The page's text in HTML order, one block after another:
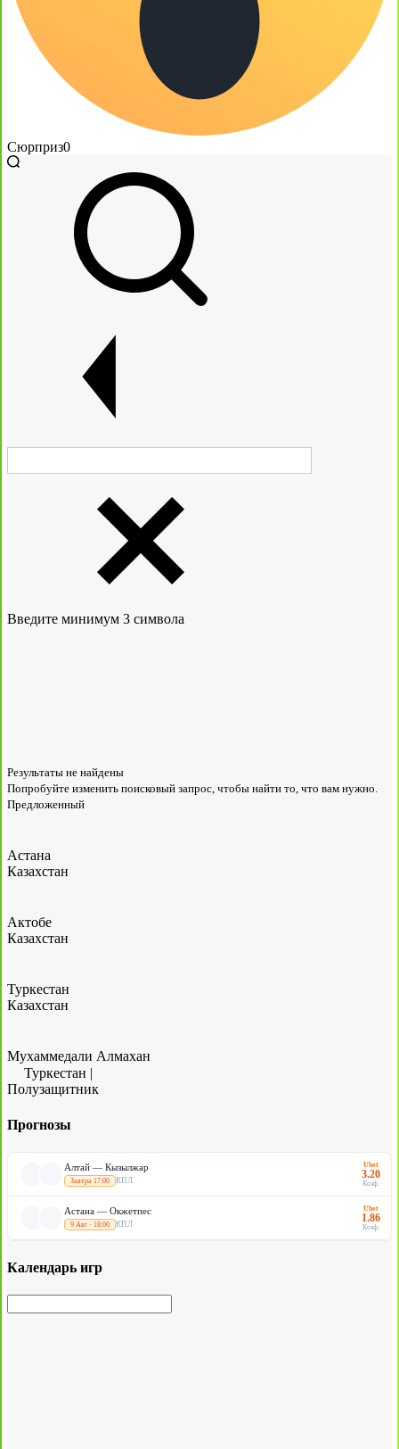
Сюрприз0
Введите минимум 3 символа
Результаты не найдены
Попробуйте изменить поисковый запрос, чтобы найти то, что вам нужно.
Предложенный
Астана
Казахстан
Актобе
Казахстан
Туркестан
Казахстан
Мухаммедали Алмахан
Туркестан |
Полузащитник
Прогнозы
Алтай — Кызылжар
Завтра 17:00 КПЛ
Ubet
3.20
Коэф.
Астана — Окжетпес
9 Авг · 18:00 КПЛ
Ubet
1.86
Коэф.
Календарь игр